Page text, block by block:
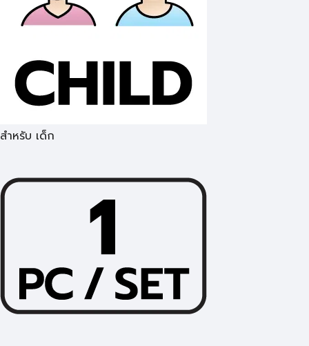
สำหรับ เด็ก